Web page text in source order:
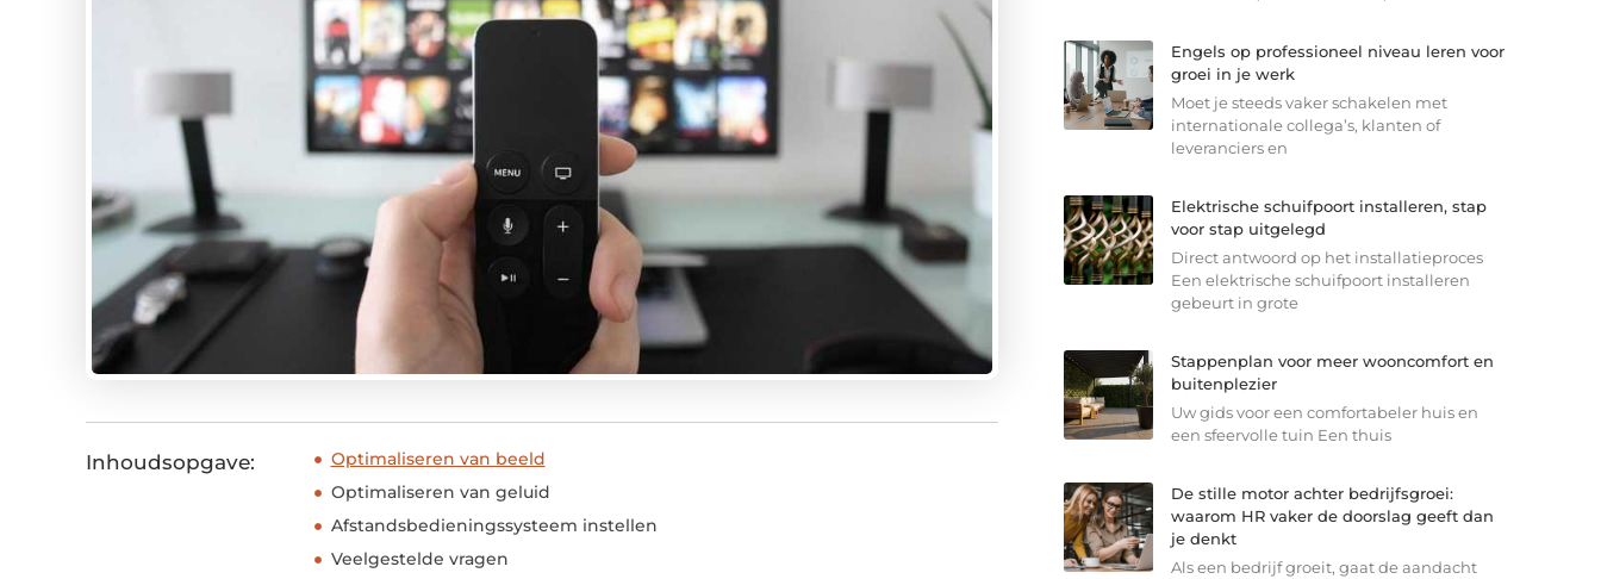
Inhoudsopgave:
Optimaliseren van beeld
Optimaliseren van geluid
Afstandsbedieningssysteem instellen
Veelgestelde vragen
Engels op professioneel niveau leren voor
groei in je werk
Moet je steeds vaker schakelen met
internationale collega’s, klanten of
leveranciers en
Elektrische schuifpoort installeren, stap
voor stap uitgelegd
Direct antwoord op het installatieproces
Een elektrische schuifpoort installeren
gebeurt in grote
Stappenplan voor meer wooncomfort en
buitenplezier
Uw gids voor een comfortabeler huis en
een sfeervolle tuin Een thuis
De stille motor achter bedrijfsgroei:
waarom HR vaker de doorslag geeft dan
je denkt
Als een bedrijf groeit, gaat de aandacht